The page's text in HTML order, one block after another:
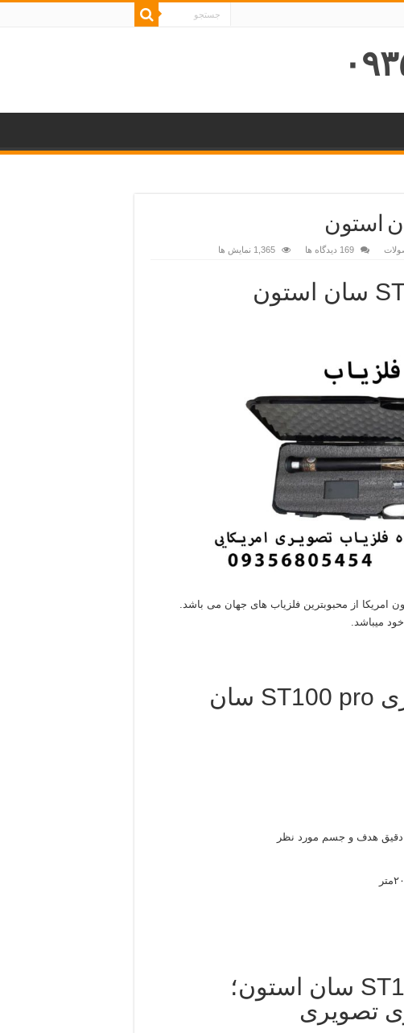
169 دیدگاه ها 1,365 نمایش ها
میباشد.
ویژگی های فلزیاب تصویری ST100 pro سان
دقیق هدف و جسم مورد نظر
فلزیاب تصویری ST100 Pro سان استون؛
تصویری